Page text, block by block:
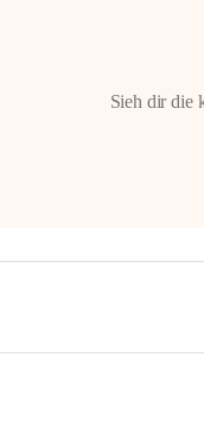
Sieh dir die